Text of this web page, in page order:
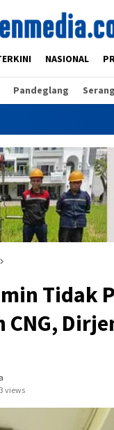
NASIONAL
Pandeglang Serang
Tidak
CNG,
3 views